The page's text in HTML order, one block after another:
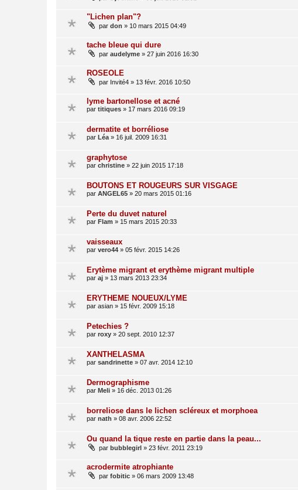
"Lichen plan"?
par don » 10 mars 2015 04:49
tache bleue qui dure
par audelyme » 27 juin 2016 16:30
ROSEOLE
par Invité4 » 13 févr. 2016 10:50
lyme bartonellose et acné
par titiques » 17 mars 2016 09:19
dermatite et borréliose
par Léa » 16 juil. 2009 16:31
graphytose
par christine » 22 juin 2015 17:18
BOUTONS ET ROUGEURS SUR VISGAGE
par ANGEL65 » 20 mars 2015 01:16
Perte du duvet naturel
par Flam » 15 mars 2015 20:33
vaisseaux
par vero44 » 05 févr. 2015 14:26
Erytème migrant et erythème migrant multiple
par aj » 13 mars 2013 23:34
ERYTHEME NOUEUX/LYME
par asian » 15 févr. 2009 15:18
Petechies ?
par roxy » 20 sept. 2010 12:37
XANTHELASMA
par sandrinette » 07 avr. 2014 12:10
Dermographisme
par Meli » 16 déc. 2013 01:26
borreliose dans le lichen scléreux et morphoea
par nath » 08 avr. 2006 22:52
Ou quand la tique reste en partie dans la peau...
par bubblegirl » 23 févr. 2011 23:19
acrodermite atrophiante
par fobitic » 06 mars 2009 13:48